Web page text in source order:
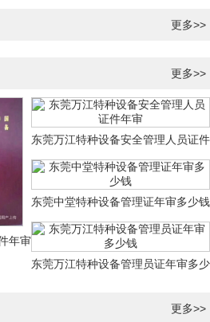
更多>>
更多>>
年审
东莞万江特种设备安全管理人员证件
年审
东莞中堂特种设备管理证年审多少钱
东莞万江特种设备管理员证年审多少
更多>>